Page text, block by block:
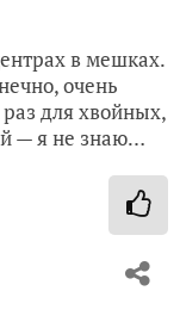
в мешках.
очень
для хвойных,
— я не знаю…